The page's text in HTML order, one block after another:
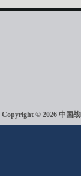
Copyright © 2026 中国